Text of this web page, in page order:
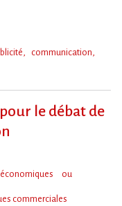
communication,
le débat de
ou
commerciales